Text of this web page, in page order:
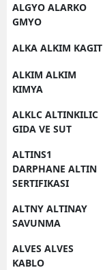
ALGYO ALARKO
GMYO
ALKA ALKIM KAGIT
ALKIM ALKIM
KIMYA
ALKLC ALTINKILIC
GIDA VE SUT
ALTINS1
DARPHANE ALTIN
SERTIFIKASI
ALTNY ALTINAY
SAVUNMA
ALVES ALVES
KABLO